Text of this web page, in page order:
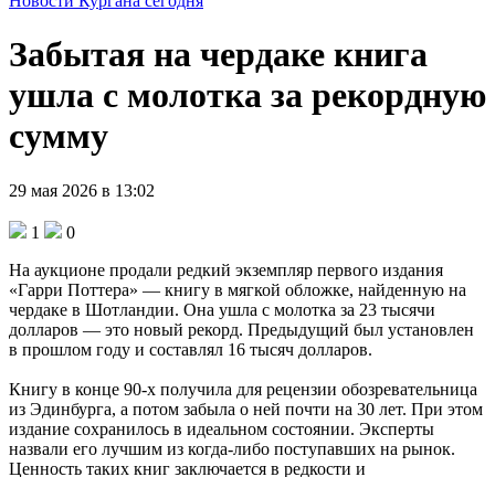
Забытая на чердаке книга
ушла с молотка за рекордную
сумму
29 мая 2026 в 13:02
1
0
На аукционе продали редкий экземпляр первого издания
«Гарри Поттера» — книгу в мягкой обложке, найденную на
чердаке в Шотландии. Она ушла с молотка за 23 тысячи
долларов — это новый рекорд. Предыдущий был установлен
в прошлом году и составлял 16 тысяч долларов.
Книгу в конце 90-х получила для рецензии обозревательница
из Эдинбурга, а потом забыла о ней почти на 30 лет. При этом
издание сохранилось в идеальном состоянии. Эксперты
назвали его лучшим из когда-либо поступавших на рынок.
Ценность таких книг заключается в редкости и